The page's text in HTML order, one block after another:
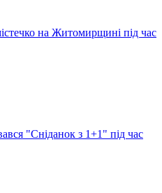
на Житомирщині під час
"Сніданок з 1+1" під час